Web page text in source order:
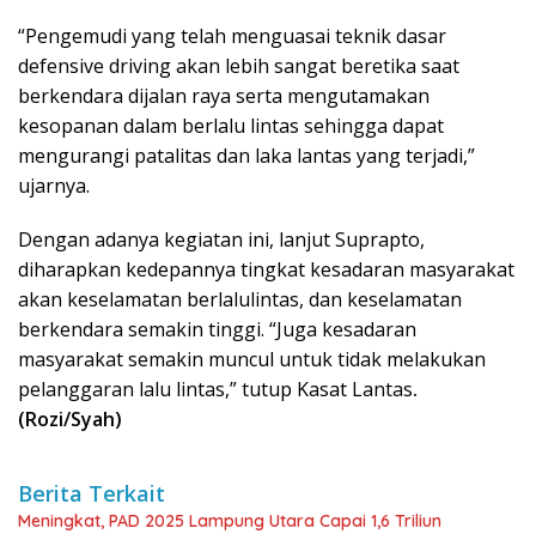
“Pengemudi yang telah menguasai teknik dasar
defensive driving akan lebih sangat beretika saat
berkendara dijalan raya serta mengutamakan
kesopanan dalam berlalu lintas sehingga dapat
mengurangi patalitas dan laka lantas yang terjadi,”
ujarnya.
Dengan adanya kegiatan ini, lanjut Suprapto,
diharapkan kedepannya tingkat kesadaran masyarakat
akan keselamatan berlalulintas, dan keselamatan
berkendara semakin tinggi. “Juga kesadaran
masyarakat semakin muncul untuk tidak melakukan
pelanggaran lalu lintas,” tutup Kasat Lantas.
(Rozi/Syah)
Berita Terkait
Meningkat, PAD 2025 Lampung Utara Capai 1,6 Triliun